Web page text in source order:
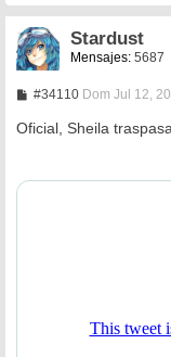
e
Stardust
Mensajes: 5687
#34110M
n
e
Dom Jul 12,
Oficial, Sheila